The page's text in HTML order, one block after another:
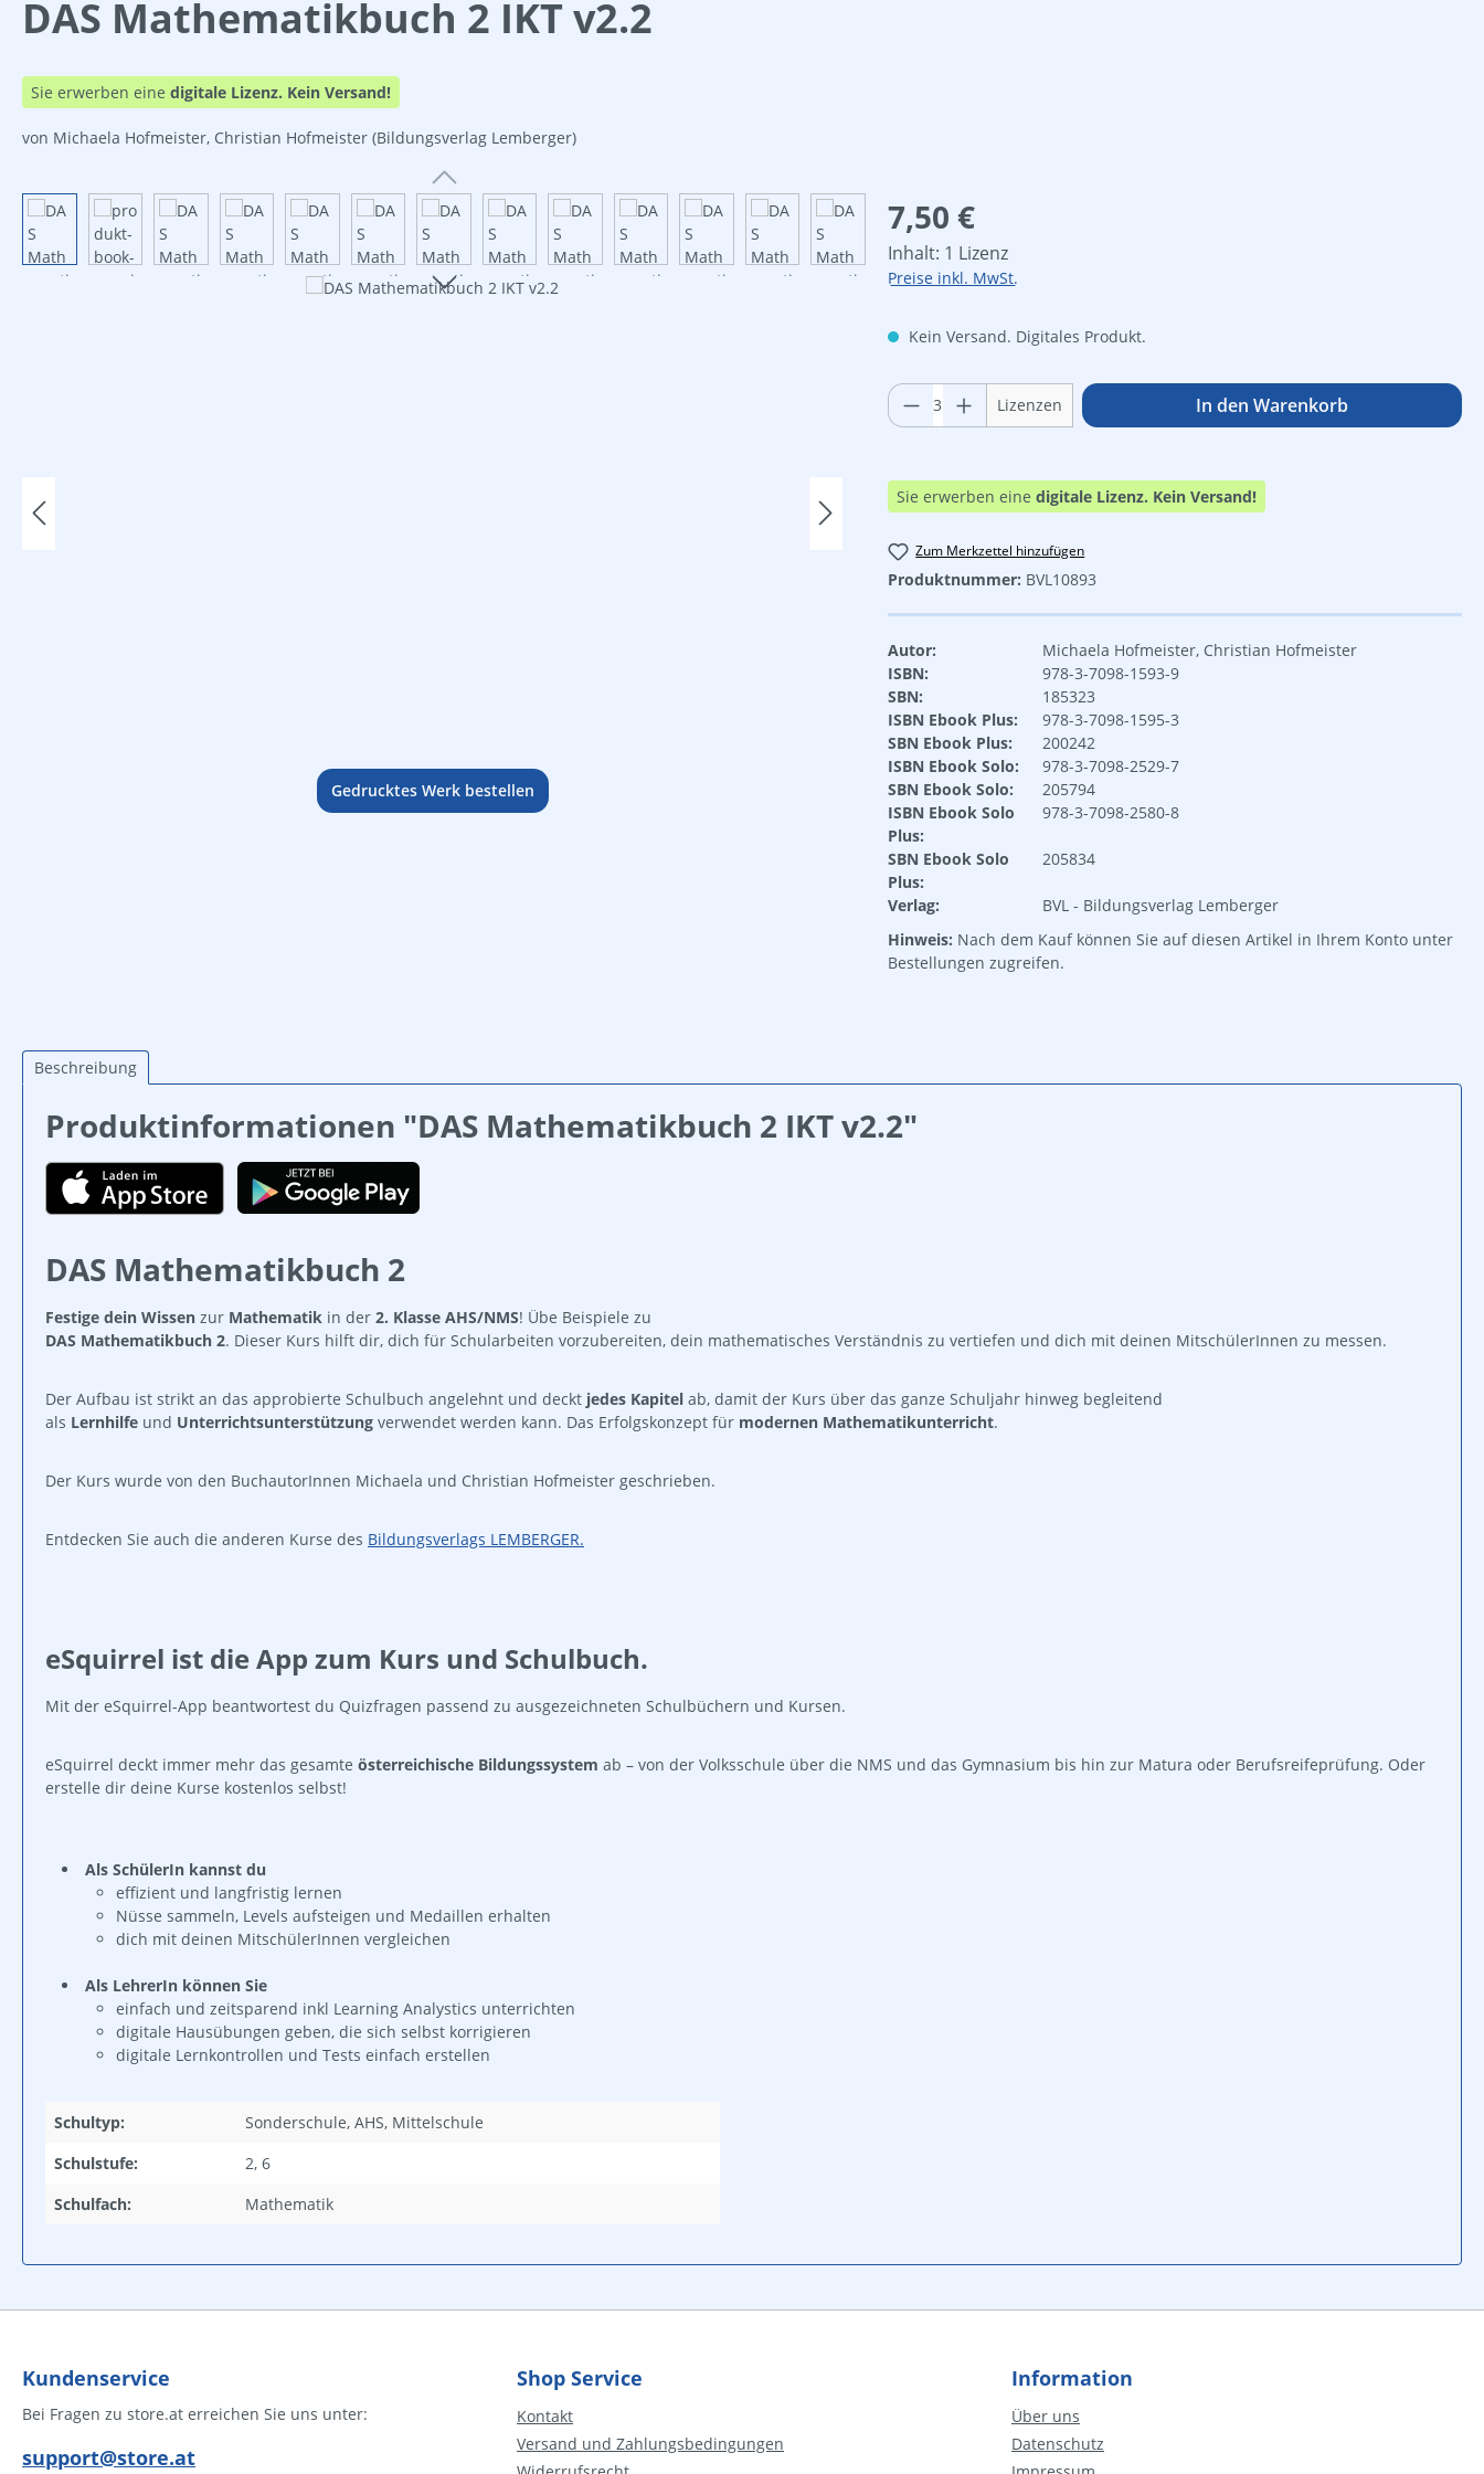
DAS Mathematikbuch 2 IKT v2.2
Sie erwerben eine digitale Lizenz. Kein Versand!
von Michaela Hofmeister, Christian Hofmeister (Bildungsverlag Lemberger)
Bildergalerie überspringen
Gedrucktes Werk bestellen
Regulärer Preis:
7,50 €
Inhalt: 1 Lizenz
Preise inkl. MwSt.
Kein Versand. Digitales Produkt.
Produkt Anzahl: Gib den gewünschten Wert
Lizenzen In den Warenkorb
Sie erwerben eine digitale Lizenz. Kein Versand!
Zum Merkzettel hinzufügen
Produktnummer: BVL10893
Autor:
Michaela Hofmeister, Christian Hofmeister
ISBN:
978-3-7098-1593-9
SBN:
185323
ISBN Ebook Plus:
978-3-7098-1595-3
SBN Ebook Plus:
200242
ISBN Ebook Solo:
978-3-7098-2529-7
SBN Ebook Solo:
205794
ISBN Ebook Solo
Plus:
978-3-7098-2580-8
SBN Ebook Solo
Plus:
205834
Verlag:
BVL - Bildungsverlag Lemberger
Hinweis: Nach dem Kauf können Sie auf diesen Artikel in Ihrem Konto unter
Bestellungen zugreifen.
Beschreibung
Produktinformationen "DAS Mathematikbuch 2 IKT v2.2"
DAS Mathematikbuch 2
Festige dein Wissen zur Mathematik in der 2. Klasse AHS/NMS! Übe Beispiele zu
DAS Mathematikbuch 2. Dieser Kurs hilft dir, dich für Schularbeiten vorzubereiten, dein mathematisches Verständnis zu vertiefen und dich mit deinen MitschülerInnen zu messen.
Der Aufbau ist strikt an das approbierte Schulbuch angelehnt und deckt jedes Kapitel ab, damit der Kurs über das ganze Schuljahr hinweg begleitend
als Lernhilfe und Unterrichtsunterstützung verwendet werden kann. Das Erfolgskonzept für modernen Mathematikunterricht.
Der Kurs wurde von den BuchautorInnen Michaela und Christian Hofmeister geschrieben.
Entdecken Sie auch die anderen Kurse des Bildungsverlags LEMBERGER.
eSquirrel ist die App zum Kurs und Schulbuch.
Mit der eSquirrel-App beantwortest du Quizfragen passend zu ausgezeichneten Schulbüchern und Kursen.
eSquirrel deckt immer mehr das gesamte österreichische Bildungssystem ab – von der Volksschule über die NMS und das Gymnasium bis hin zur Matura oder Berufsreifeprüfung. Oder
erstelle dir deine Kurse kostenlos selbst!
Als SchülerIn kannst du
effizient und langfristig lernen
Nüsse sammeln, Levels aufsteigen und Medaillen erhalten
dich mit deinen MitschülerInnen vergleichen
Als LehrerIn können Sie
einfach und zeitsparend inkl Learning Analystics unterrichten
digitale Hausübungen geben, die sich selbst korrigieren
digitale Lernkontrollen und Tests einfach erstellen
Schultyp:
Sonderschule, AHS, Mittelschule
Schulstufe:
2, 6
Schulfach:
Mathematik
Kundenservice
Bei Fragen zu store.at erreichen Sie uns unter:
support@store.at
Shop Service
Kontakt
Versand und Zahlungsbedingungen
Information
Über uns
Datenschutz